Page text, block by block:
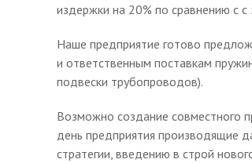
издержки на 20% по сравнению с с
Наше предприятие готово
и ответственным поставкам
подвески трубопроводов).
Возможно создание совместного
день предприятия производящие
стратегии, введению в строй